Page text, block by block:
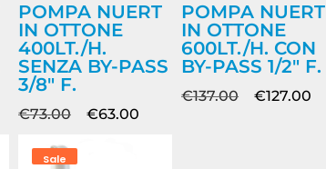
POMPA NUERT
IN OTTONE
400LT./H.
SENZA BY-PASS
3/8″ F.
€73.00 €63.00
POMPA NUERT
IN OTTONE
600LT./H. CON
BY-PASS 1/2″ F.
€137.00 €127.00
Sale